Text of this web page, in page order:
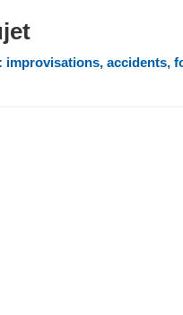
improvisations, accidents,